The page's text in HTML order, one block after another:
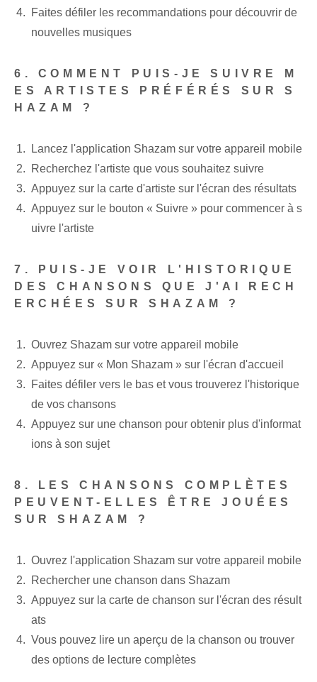
Faites défiler les recommandations pour découvrir de
nouvelles musiques
6. COMMENT PUIS-JE SUIVRE M
ES ARTISTES PRÉFÉRÉS SUR S
HAZAM ?
Lancez⁢ l'application Shazam⁢ sur votre appareil mobile
Recherchez l'artiste que vous souhaitez suivre
Appuyez sur la carte d'artiste sur l'écran des résultats
Appuyez sur le bouton « Suivre » pour commencer à s
uivre l'artiste
7. PUIS-JE VOIR L'HISTORIQUE
DES CHANSONS QUE J'AI RECH
ERCHÉES SUR SHAZAM ?
Ouvrez Shazam sur votre appareil mobile
Appuyez⁢ sur « Mon​ Shazam » sur l'écran d'accueil
Faites défiler vers le bas et vous trouverez l'historique
de vos chansons
Appuyez sur une chanson pour obtenir plus d'informat
ions à son sujet
8. LES CHANSONS COMPLÈTES
PEUVENT-ELLES ÊTRE JOUÉES
SUR SHAZAM ?
Ouvrez l'application Shazam sur votre appareil mobile
Rechercher une chanson dans Shazam
Appuyez sur la carte de chanson sur l'écran des résult
ats
Vous pouvez lire un aperçu de la chanson ou trouver
des options de lecture complètes